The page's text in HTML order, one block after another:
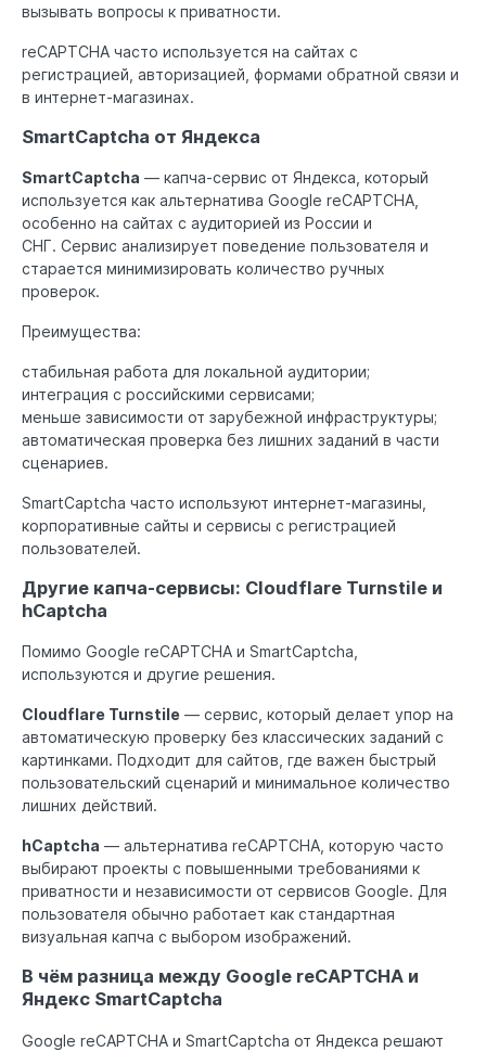
вызывать вопросы к приватности.
reCAPTCHA часто используется на сайтах с
регистрацией, авторизацией, формами обратной связи и
в интернет-магазинах.
SmartCaptcha от Яндекса
SmartCaptcha — капча-сервис от Яндекса, который
используется как альтернатива Google reCAPTCHA,
особенно на сайтах с аудиторией из России и
СНГ. Сервис анализирует поведение пользователя и
старается минимизировать количество ручных
проверок.
Преимущества:
стабильная работа для локальной аудитории;
интеграция с российскими сервисами;
меньше зависимости от зарубежной инфраструктуры;
автоматическая проверка без лишних заданий в части
сценариев.
SmartCaptcha часто используют интернет-магазины,
корпоративные сайты и сервисы с регистрацией
пользователей.
Другие капча-сервисы: Cloudflare Turnstile и
hCaptcha
Помимо Google reCAPTCHA и SmartCaptcha,
используются и другие решения.
Cloudflare Turnstile — сервис, который делает упор на
автоматическую проверку без классических заданий с
картинками. Подходит для сайтов, где важен быстрый
пользовательский сценарий и минимальное количество
лишних действий.
hCaptcha — альтернатива reCAPTCHA, которую часто
выбирают проекты с повышенными требованиями к
приватности и независимости от сервисов Google. Для
пользователя обычно работает как стандартная
визуальная капча с выбором изображений.
В чём разница между Google reCAPTCHA и
Яндекс SmartCaptcha
Google reCAPTCHA и SmartCaptcha от Яндекса решают